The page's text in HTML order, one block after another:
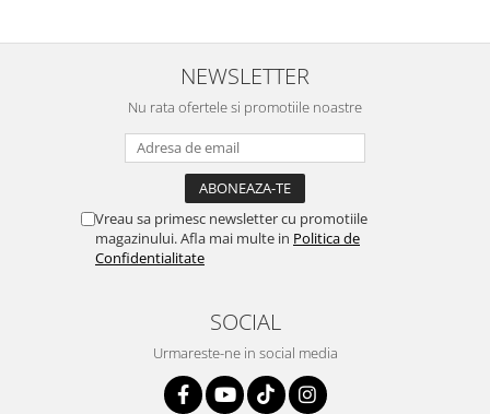
NEWSLETTER
Nu rata ofertele si promotiile noastre
Vreau sa primesc newsletter cu promotiile
magazinului. Afla mai multe in Politica de
Confidentialitate
SOCIAL
Urmareste-ne in social media